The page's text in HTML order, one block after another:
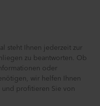
steht Ihnen jederzeit zur
zu beantworten. Ob
oder
wir helfen Ihnen
profitieren Sie von